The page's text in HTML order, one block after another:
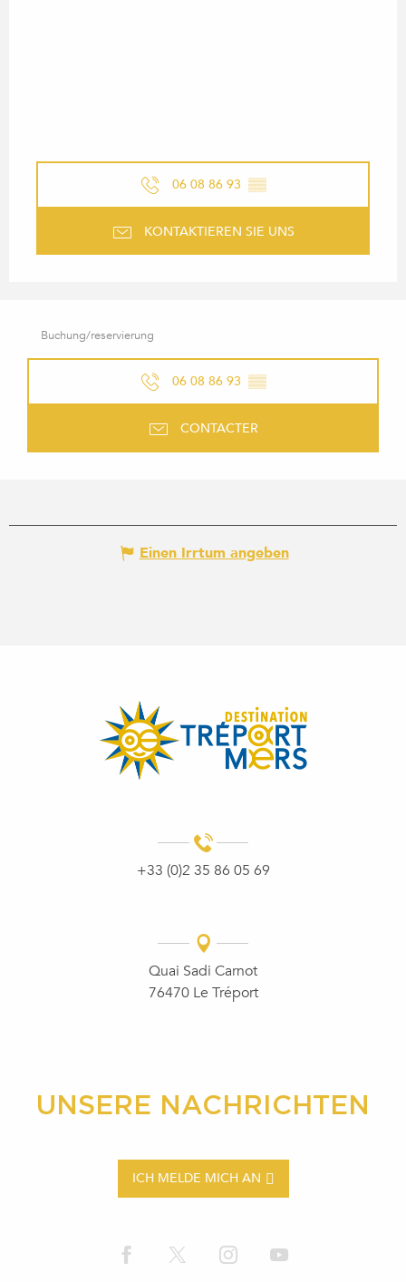
06 08 86 93 ▒▒
KONTAKTIEREN SIE UNS
Buchung/reservierung
06 08 86 93 ▒▒
CONTACTER
Einen Irrtum angeben
+33 (0)2 35 86 05 69
Quai Sadi Carnot
76470 Le Tréport
UNSERE NACHRICHTEN
ICH MELDE MICH AN